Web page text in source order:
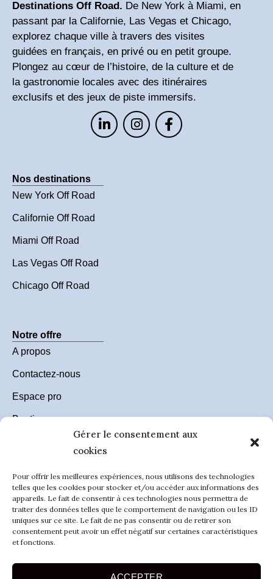
Gérer le consentement aux
cookies
Pour offrir les meilleures expériences, nous utilisons des technologies
telles que les cookies pour stocker et/ou accéder aux informations des
appareils. Le fait de consentir à ces technologies nous permettra de
traiter des données telles que le comportement de navigation ou les ID
uniques sur ce site. Le fait de ne pas consentir ou de retirer son
consentement peut avoir un effet négatif sur certaines caractéristiques
et fonctions.
ACCEPTER
Destinations Off Road. De New York à Miami, en
passant par la Californie, Las Vegas et Chicago,
explorez chaque ville à travers des visites
guidées en français, en privé ou en petit groupe.
Plongez au cœur de l’histoire, de la culture et de
la gastronomie locales avec des itinéraires
exclusifs et des jeux de piste immersifs.
Nos destinations
New York Off Road
Californie Off Road
Miami Off Road
Las Vegas Off Road
Chicago Off Road
Notre offre
A propos
Contactez-nous
Espace pro
Boutique
RESTONS EN CONTACT ET
ABONNEZ-VOUS A NOTRE NEWSLETTER